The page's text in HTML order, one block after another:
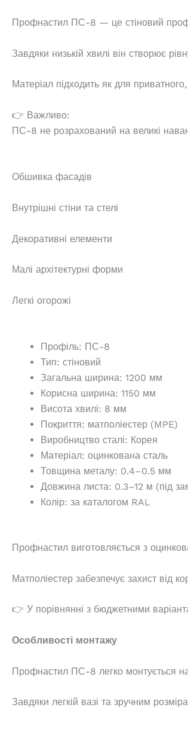
Профнастил ПС-8 — це стіновий
Завдяки низькій хвилі він створює
Матеріал підходить як для
👉 Важливо:
ПС-8 не розрахований на великі
Обшивка фасадів
Внутрішні стіни та стелі
Декоративні елементи
Малі архітектурні форми
Легкі огорожі
Профіль: ПС-8
Тип: стіновий
Загальна ширина: 1200 мм
Корисна ширина: 1150 мм
Висота хвилі: 8 мм
Покриття: матполіестер (MPE)
Виробництво сталі: Корея
Матеріал: оцинкована сталь
Товщина металу: 0.4–0.5 мм
Довжина листа: 0.3–12 м (під
Колір: за каталогом RAL
Профнастил виготовляється з
Матполіестер забезпечує захист від
👉 У порівнянні з бюджетними
Особливості монтажу
Профнастил ПС-8 легко монтується
Завдяки легкій вазі та зручним